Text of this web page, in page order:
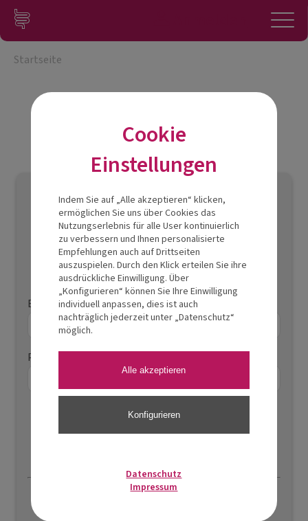
Zum Inhalt springen
Konto
Startseite
Sind Sie bereits registriert?
E-Mail
Passwort
Cookie
Einstellungen
Indem Sie auf „Alle akzeptieren“ klicken,
ermöglichen Sie uns über Cookies das
Nutzungserlebnis für alle User kontinuierlich
zu verbessern und Ihnen personalisierte
Empfehlungen auch auf Drittseiten
auszuspielen. Durch den Klick erteilen Sie ihre
ausdrückliche Einwilligung. Über
„Konfigurieren“ können Sie Ihre Einwilligung
individuell anpassen, dies ist auch
nachträglich jederzeit unter „Datenschutz“
möglich.
Alle akzeptieren
Konfigurieren
Datenschutz
Impressum